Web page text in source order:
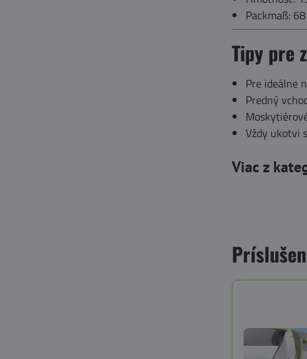
Packmaß:
Tipy pre
Pre ideálne
Predný
Vždy ukotvi
Viac z